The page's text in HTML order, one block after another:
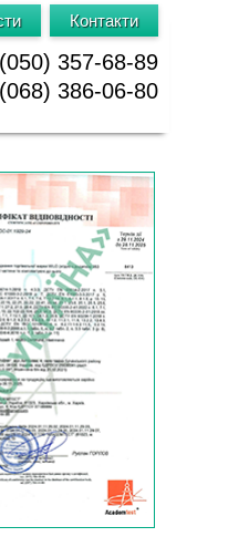
Контакти
(050) 357-68-89
(068) 386-06-80